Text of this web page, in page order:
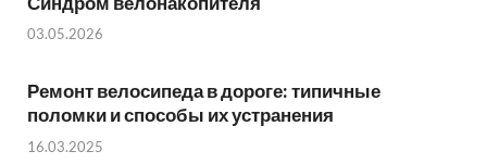
03.05.2026
Ремонт велосипеда в дороге: типичные
поломки и способы их устранения
16.03.2025